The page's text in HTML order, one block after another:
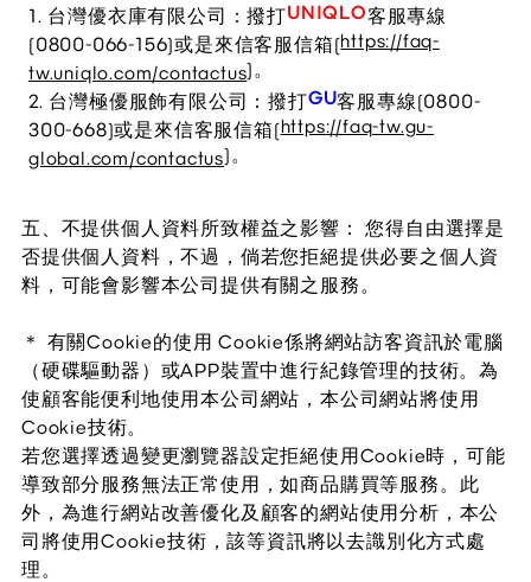
1. 台灣優衣庫有限公司：撥打UNIQLO客服專線
(0800-066-156)或是來信客服信箱(https://faq-
tw.uniqlo.com/contactus)。
2. 台灣極優服飾有限公司：撥打GU客服專線(0800-
300-668)或是來信客服信箱(https://faq-tw.gu-
global.com/contactus)。
五、不提供個人資料所致權益之影響：您得自由選擇是
否提供個人資料，不過，倘若您拒絕提供必要之個人資
料，可能會影響本公司提供有關之服務。
＊ 有關Cookie的使用Cookie係將網站訪客資訊於電腦
（硬碟驅動器）或APP裝置中進行紀錄管理的技術。為
使顧客能便利地使用本公司網站，本公司網站將使用
Cookie技術。
若您選擇透過變更瀏覽器設定拒絕使用Cookie時，可能
導致部分服務無法正常使用，如商品購買等服務。此
外，為進行網站改善優化及顧客的網站使用分析，本公
司將使用Cookie技術，該等資訊將以去識別化方式處
理。